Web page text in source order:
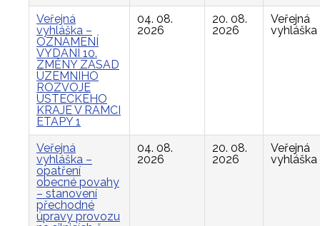
Veřejná
vyhláška –
OZNÁMENÍ
VYDÁNÍ 10.
ZMĚNY ZÁSAD
ÚZEMNÍHO
ROZVOJE
ÚSTECKÉHO
KRAJE V RÁMCI
ETAPY 1
04. 08.
2026
20. 08.
2026
Veřejná
vyhláška
Veřejná
vyhláška –
opatření
obecné povahy
– stanovení
přechodné
úpravy provozu
04. 08.
2026
20. 08.
2026
Veřejná
vyhláška